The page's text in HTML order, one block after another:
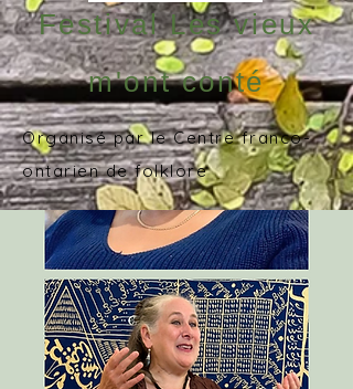
Festival Les vieux
m'ont conté
Organisé par le Centre franco-
ontarien de folklore